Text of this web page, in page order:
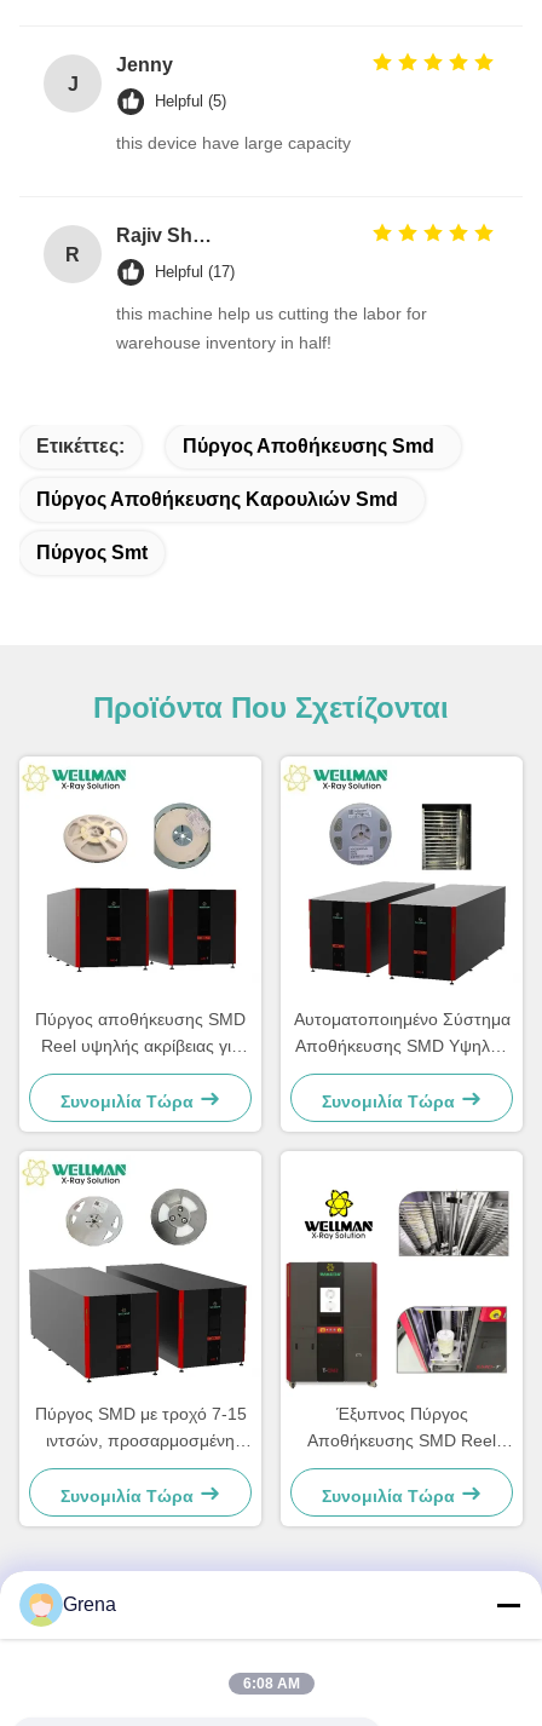
J
Jenny
Helpful (5)
this device have large capacity
R
Rajiv Sharma
Helpful (17)
this machine help us cutting the labor for
warehouse inventory in half!
Ετικέττες: Πύργος Αποθήκευσης Smd
Πύργος Αποθήκευσης Καρουλιών Smd
Πύργος Smt
Προϊόντα Που Σχετίζονται
Πύργος αποθήκευσης SMD
Reel υψηλής ακρίβειας για
έξυπνη αποθήκευση, καλή
απόδοση
Συνομιλία Τώρα
Αυτοματοποιημένο Σύστημα
Αποθήκευσης SMD Υψηλής
Απόδοσης Χωρικής
Αξιοποίησης
Συνομιλία Τώρα
Πύργος SMD με τροχό 7-15
ιντσών, προσαρμοσμένη
απόλυτη λύση για
επιχειρήσεις
Συνομιλία Τώρα
Έξυπνος Πύργος
Αποθήκευσης SMD Reel
Προσαρμόσιμες Λύσεις 3kw
Ισχύς
Συνομιλία Τώρα
Γρήγορη επικοινωνία
Grena
6:08 AM